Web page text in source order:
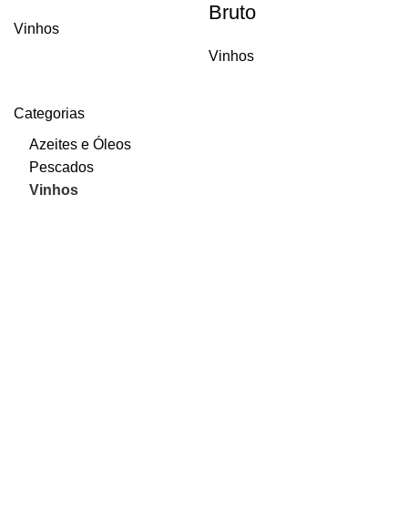
Categorias
Azeites e Óleos
Pescados
Vinhos
Vinhos
Bruto
Vinhos